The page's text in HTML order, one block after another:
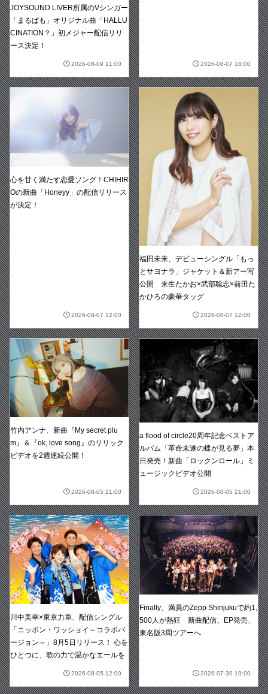
JOYSOUND LIVER所属のVシンガー
「まるぱも」オリジナル曲「HALLU
CINATION？」初メジャー配信リリ
ース決定！
2026-08-09 11:00 2026-08-07 18:00
心を甘く満たす恋愛ソング！CHIHIR
Oの新曲「Honeyy」の配信リリース
が決定！
2026-08-07 12:00
福田未来、デビューシングル「もっ
とサヨナラ」ジャケット＆新アー写
公開 来生たかお×武部聡志×前田た
かひろの豪華タッグ
2026-08-07 12:00
竹内アンナ、新曲『My secret plu
m』＆『ok, love song』のリリック
ビデオを2週連続公開！
2026-08-05 21:00
a flood of circle20周年記念ベストア
ルバム「革命未遂の蝶が見る夢」本
日発売！新曲「ロックンロール」ミ
ュージックビデオ公開
2026-08-05 21:00
川中美幸×東京力車、配信シングル
「ニッポン・ワッショイ～コラボバ
ージョン～」8月5日リリース！ 心を
ひとつに、歌の力で温かなエールを
2026-08-05 12:00
Finally、満員のZepp Shinjukuで約1,
500人が熱狂 新曲配信、EP発売、
東名阪3周ツアーへ
2026-07-30 19:00